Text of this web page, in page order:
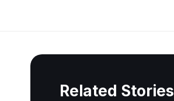
Related Stories